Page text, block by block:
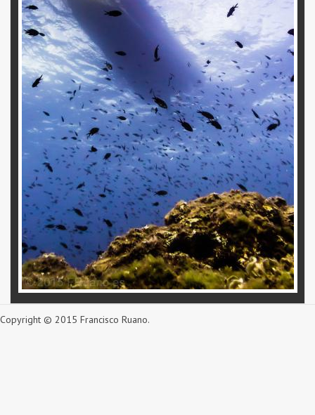
Copyright © 2015 Francisco Ruano.